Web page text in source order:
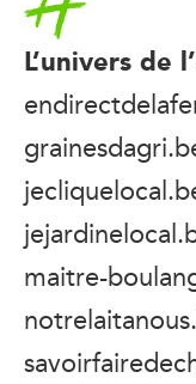
L’univers de
maitre-